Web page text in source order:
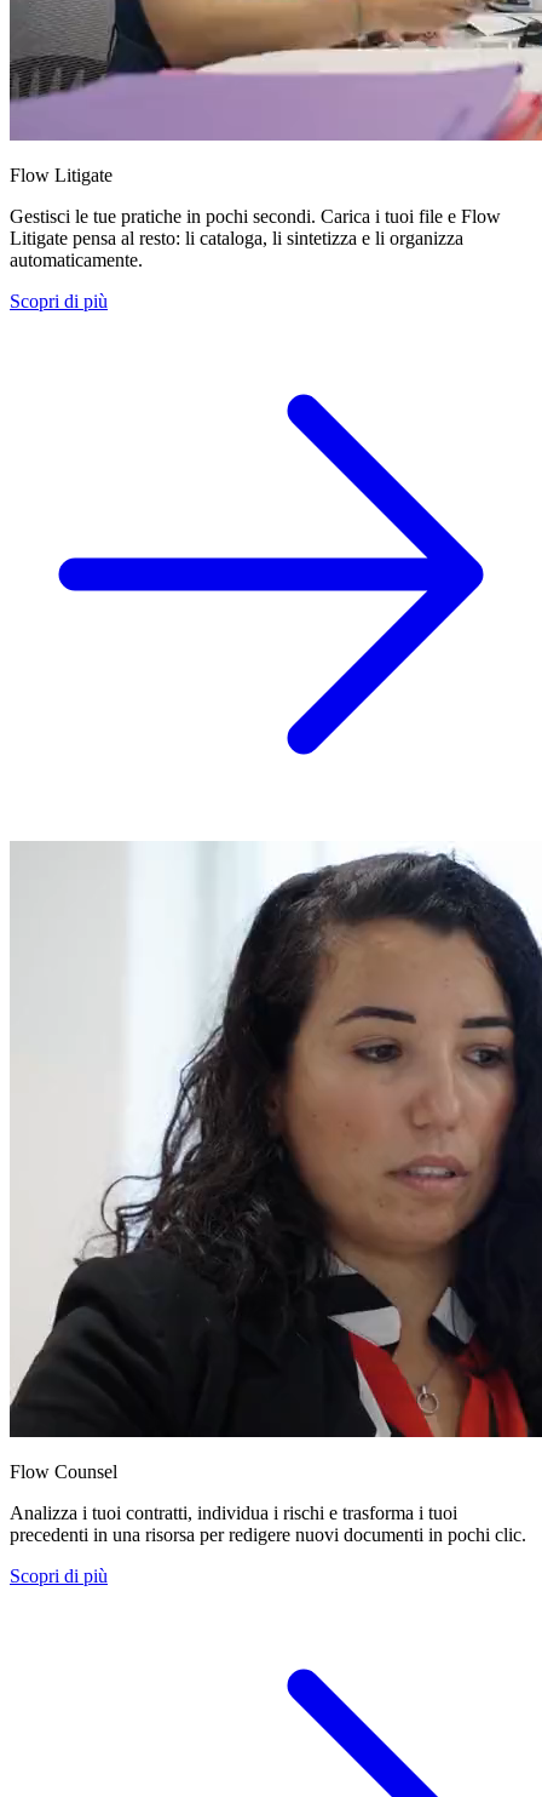
Flow Litigate
Gestisci le tue pratiche in pochi secondi. Carica i tuoi file e Flow
Litigate pensa al resto: li cataloga, li sintetizza e li organizza
automaticamente.
Scopri di più
Flow Counsel
Analizza i tuoi contratti, individua i rischi e trasforma i tuoi
precedenti in una risorsa per redigere nuovi documenti in pochi clic.
Scopri di più